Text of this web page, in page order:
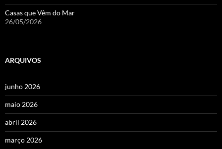
Casas que Vêm do Mar
26/05/2026
ARQUIVOS
junho 2026
maio 2026
abril 2026
março 2026